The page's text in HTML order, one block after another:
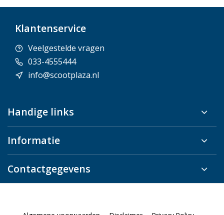
Klantenservice
Veelgestelde vragen
033-4555444
info@scootplaza.nl
Handige links
Informatie
Contactgegevens